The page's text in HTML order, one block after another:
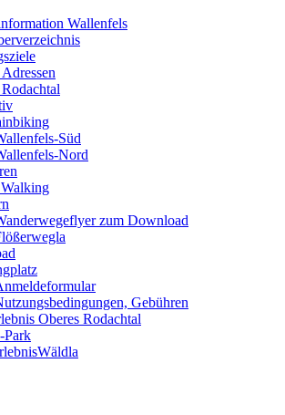
Wallenfels
Süd
Nord
zum Download
Gebühren
Oberes Rodachtal
Park